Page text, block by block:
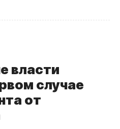
власти
случае
от